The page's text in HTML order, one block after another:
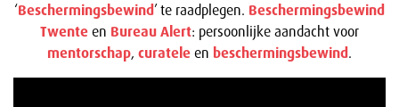
‘Beschermingsbewind’ te raadplegen. Beschermingsbewind
Twente en Bureau Alert: persoonlijke aandacht voor
mentorschap, curatele en beschermingsbewind.